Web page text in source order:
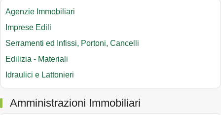
Agenzie Immobiliari
Imprese Edili
Serramenti ed Infissi, Portoni, Cancelli
Edilizia - Materiali
Idraulici e Lattonieri
Amministrazioni Immobiliari